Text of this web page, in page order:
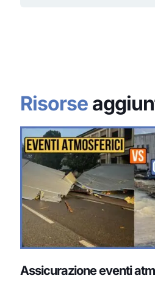
Risorse
Assicurazione eventi